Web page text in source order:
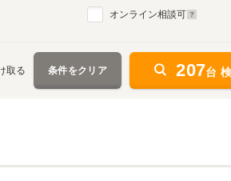
オンライン相談可
取る 条件をクリア 207台